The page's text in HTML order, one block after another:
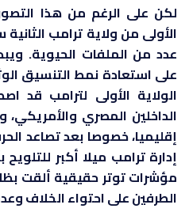
لكن على الرغم من هذا
الأولى من ولاية ترامب
عدد من الملفات الحيوية.
على استعادة نمط التنسيق
الولاية الأولى لترامب قد
الداخلين المصري
إقليميا، خصوصا بعد تصاعد
إدارة ترامب ميلا أكبر
مؤشرات توتر حقيقية ألقت
الطرفين على احتواء الخلاف